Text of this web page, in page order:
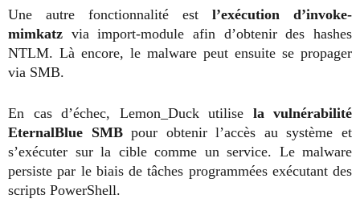
Une autre fonctionnalité est l’exécution d’invoke-
mimkatz via import-module afin d’obtenir des hashes
NTLM. Là encore, le malware peut ensuite se propager
via SMB.
En cas d’échec, Lemon_Duck utilise la vulnérabilité
EternalBlue SMBpour obtenir l’accès au système et
s’exécuter sur la cible comme un service. Le malware
persiste par le biais de tâches programmées exécutant des
scripts PowerShell.